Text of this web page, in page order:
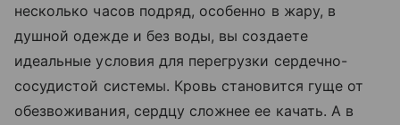
несколько часов подряд, особенно в жару, в
душной одежде и без воды, вы создаете
идеальные условия для перегрузки сердечно-
сосудистой системы. Кровь становится гуще от
обезвоживания, сердцу сложнее ее качать. А в